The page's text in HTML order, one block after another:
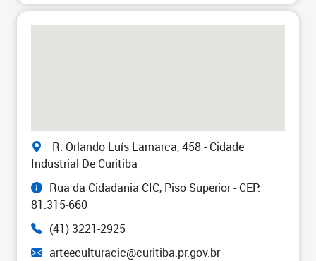
R. Orlando Luís Lamarca, 458 - Cidade
Industrial De Curitiba
Rua da Cidadania CIC, Piso Superior - CEP:
81.315-660
(41) 3221-2925
arteeculturacic@curitiba.pr.gov.br